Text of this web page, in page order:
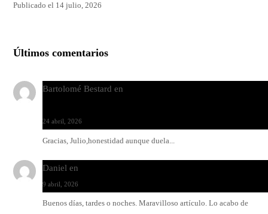
Publicado el 14 julio, 2026
Últimos comentarios
Bartolomé Bestard en
24 abril, 2026
Gracias, Julio,honestidad aunque duela...
Daniel en
9 abril, 2026
Buenos días, tardes o noches. Maravilloso artículo. Lo acabo de